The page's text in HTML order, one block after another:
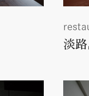
淡